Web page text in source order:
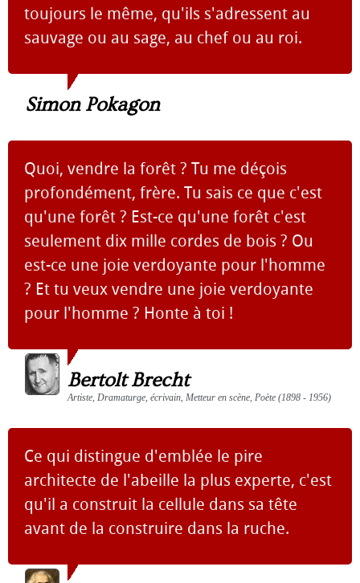
toujours le même, qu'ils s'adressent au
sauvage ou au sage, au chef ou au roi.
Simon Pokagon
Quoi, vendre la forêt ? Tu me déçois
profondément, frère. Tu sais ce que c'est
qu'une forêt ? Est-ce qu'une forêt c'est
seulement dix mille cordes de bois ? Ou
est-ce une joie verdoyante pour l'homme
? Et tu veux vendre une joie verdoyante
pour l'homme ? Honte à toi !
Bertolt Brecht
Artiste, Dramaturge, écrivain, Metteur en scène, Poète (1898 - 1956)
Ce qui distingue d'emblée le pire
architecte de l'abeille la plus experte, c'est
qu'il a construit la cellule dans sa tête
avant de la construire dans la ruche.